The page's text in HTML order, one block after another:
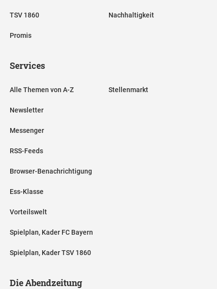
TSV 1860
Promis
Nachhaltigkeit
Services
Alle Themen von A-Z
Newsletter
Messenger
RSS-Feeds
Browser-Benachrichtigung
Ess-Klasse
Vorteilswelt
Spielplan, Kader FC Bayern
Spielplan, Kader TSV 1860
Stellenmarkt
Die Abendzeitung